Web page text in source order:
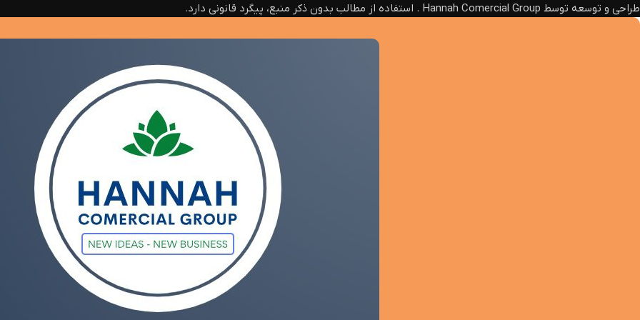
طراحی و توسعه توسط Hannah Comercial Group . استفاده از مطالب بدون ذکر منبع، پیگرد قانونی دارد.